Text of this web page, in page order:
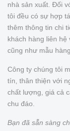
nhà sản xuất. Đối
tôi đều có sự hợp
thêm thông tin chi
khách hàng liên
cũng như mẫu
Công ty chúng tôi
tín, thân thiện với
chất lượng, giá cả
chu đáo.
Bạn đã sẵn sàng